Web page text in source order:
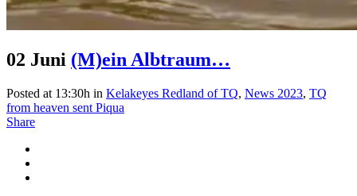
02 Juni (M)ein Albtraum…
Posted at 13:30h in Kelakeyes Redland of TQ, News 2023, TQ
from heaven sent Piqua
Share